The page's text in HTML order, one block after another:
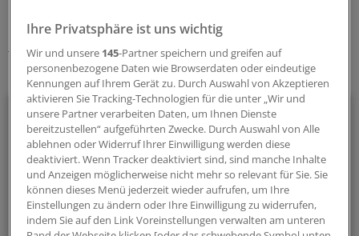
Schlagworte:
Krebs Onkologie
Ihr Newsletter zum Thema
Onkologie
Unser Newsletter zur Onkologie stellt die wichtigsten
Neuigkeiten zum breiten Themenspektrum Krebs
zusammen - relevant und praxisnah.
alle 2 Wochen (Mittwoch)
Ihre Privatsphäre ist uns wichtig
Wir und unsere 145-Partner speichern und greifen auf
personenbezogene Daten wie Browserdaten oder eindeutige
Kennungen auf Ihrem Gerät zu. Durch Auswahl von Akzeptieren
aktivieren Sie Tracking-Technologien für die unter „Wir und
unsere Partner verarbeiten Daten, um Ihnen Dienste
bereitzustellen“ aufgeführten Zwecke. Durch Auswahl von Alle
ablehnen oder Widerruf Ihrer Einwilligung werden diese
deaktiviert. Wenn Tracker deaktiviert sind, sind manche Inhalte
und Anzeigen möglicherweise nicht mehr so relevant für Sie. Sie
können dieses Menü jederzeit wieder aufrufen, um Ihre
Einstellungen zu ändern oder Ihre Einwilligung zu widerrufen,
indem Sie auf den Link Voreinstellungen verwalten am unteren